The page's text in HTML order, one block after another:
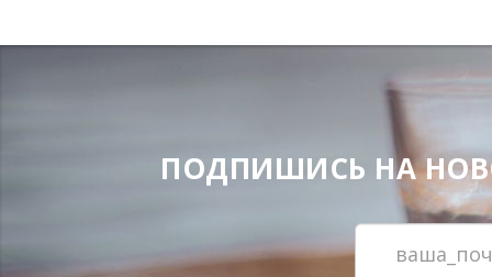
ПОДПИШИСЬ НА